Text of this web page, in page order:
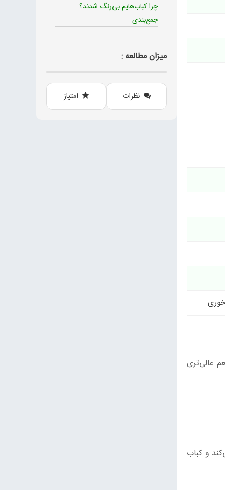
طعم عالی‌تری
آزاد می‌کند و کباب
چرا کباب‌هایم بی‌رنگ شدند؟
جمع‌بندی
میزان مطالعه :
نظرات امتیاز